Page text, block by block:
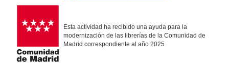
Esta actividad ha recibido una ayuda para la
modernización de las librerías de la Comunidad de
Madrid correspondiente al año 2025